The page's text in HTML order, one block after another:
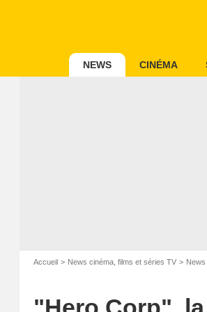
NEWS CINÉMA
Accueil News cinéma, films et séries TV